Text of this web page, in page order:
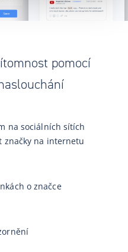
pomocí
na sociálních sítích
značky na internetu
o značce